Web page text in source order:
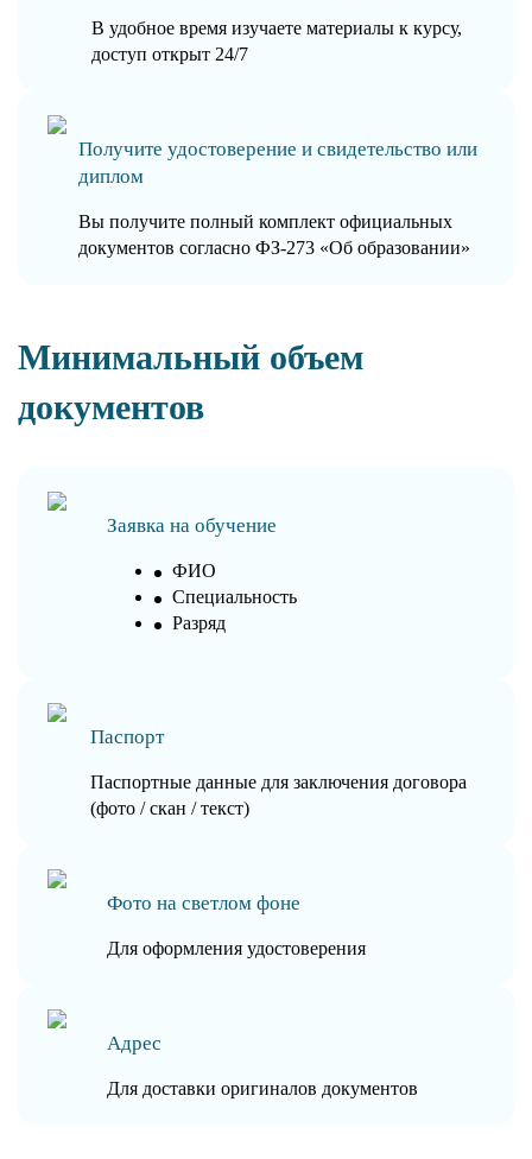
В удобное время изучаете материалы к курсу,
доступ открыт 24/7
Получите удостоверение и свидетельство или
диплом
Вы получите полный комплект официальных
документов согласно ФЗ-273 «Об образовании»
Минимальный объем
документов
Заявка на обучение
ФИО
Специальность
Разряд
Паспорт
Паспортные данные для заключения договора
(фото / скан / текст)
Фото на светлом фоне
Для оформления удостоверения
Адрес
Для доставки оригиналов документов